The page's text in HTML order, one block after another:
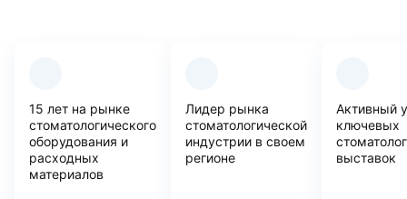
15 лет на рынке
стоматологического
оборудования и
расходных
материалов
Лидер рынка
стоматологической
индустрии в своем
регионе
Активный
ключевых
выставок